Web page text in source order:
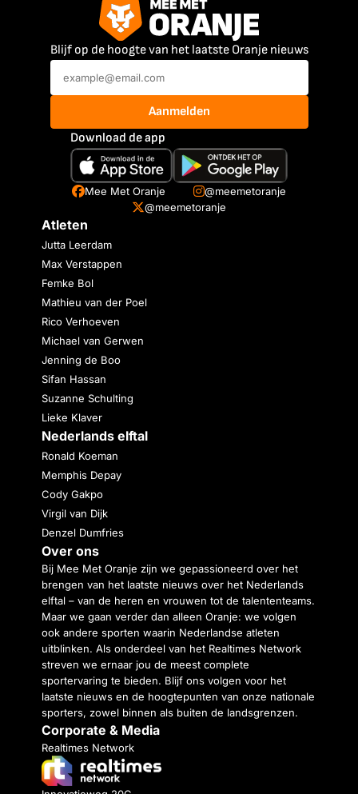
Blijf op de hoogte van het laatste Oranje nieuws
Aanmelden
Download de app
Mee Met Oranje
@meemetoranje
@meemetoranje
Atleten
Jutta Leerdam
Max Verstappen
Femke Bol
Mathieu van der Poel
Rico Verhoeven
Michael van Gerwen
Jenning de Boo
Sifan Hassan
Suzanne Schulting
Lieke Klaver
Nederlands elftal
Ronald Koeman
Memphis Depay
Cody Gakpo
Virgil van Dijk
Denzel Dumfries
Over ons
Bij Mee Met Oranje zijn we gepassioneerd over het
brengen van het laatste nieuws over het Nederlands
elftal – van de heren en vrouwen tot de talententeams.
Maar we gaan verder dan alleen Oranje: we volgen
ook andere sporten waarin Nederlandse atleten
uitblinken. Als onderdeel van het Realtimes Network
streven we ernaar jou de meest complete
sportervaring te bieden. Blijf ons volgen voor het
laatste nieuws en de hoogtepunten van onze nationale
sporters, zowel binnen als buiten de landsgrenzen.
Corporate & Media
Realtimes Network